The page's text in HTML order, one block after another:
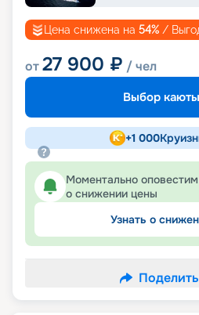
Цена снижена на 54% /
от27 900 ₽ / чел
Выбор каюты
+1 000
Моментально
о снижении цены
Узнать о